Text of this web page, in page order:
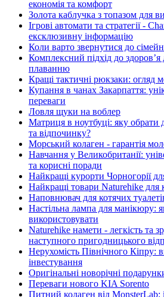
економія та комфорт
Золота каблучка з топазом для
Ігрові автомати та стратегії -
ексклюзивну інформацію
Коли варто звернутися до
Комплексний підхід до
плаванню
Кращі тактичні рюкзаки: огляд
Купання в чанах Закарпаття:
переваги
Ловля щуки на воблер
Матриця в ноутбуці: яку обрати
та відпочинку?
Морський колаген - гарантія
Навчання у Великобританії:
та корисні поради
Найкращі курорти Чорногорії
Найкращі товари Naturehike для
Наповнювач для котячих
Настільна лампа для манікюру:
використовувати
Naturehike намети - легкість та
наступного пригодницького
Нерухомість Північного Кіпру:
інвестування
Оригінальні новорічні
Переваги нового KIA Sorento
Питний колаген від MonsterLab: